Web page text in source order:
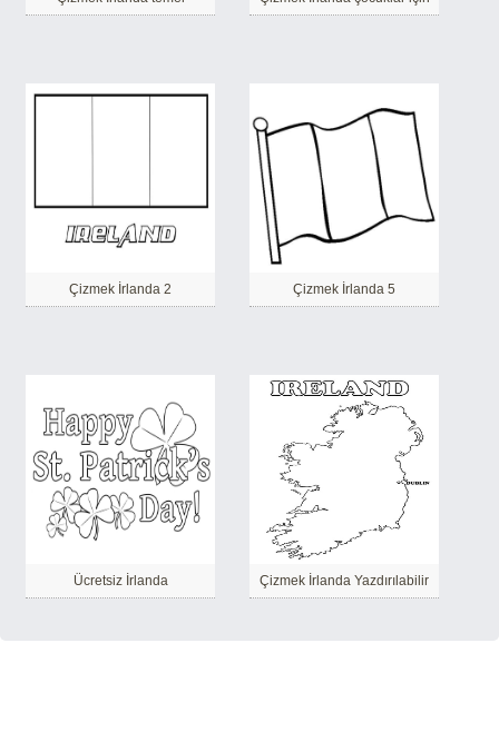
Çizmek İrlanda 2 Çizmek İrlanda 5
Ücretsiz İrlanda Çizmek İrlanda Yazdırılabilir